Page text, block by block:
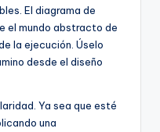
El diagrama de
el mundo abstracto de
la ejecución. Úselo
desde el diseño
Ya sea que esté
una